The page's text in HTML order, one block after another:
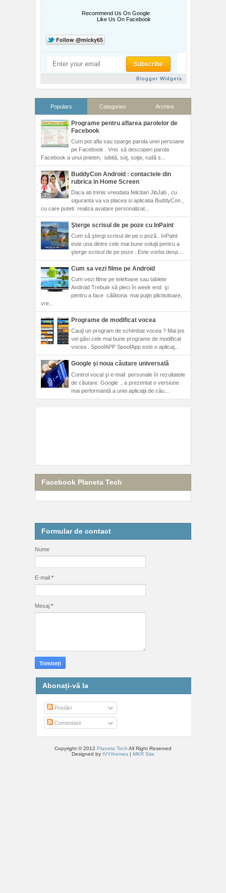
Recommend Us On Google
Like Us On Facebook
Blogger Widgets
Populars Categories Archive
Programe pentru aflarea parolelor de
Facebook
Cum pot afla sau sparge parola unei persoane
pe Facebook . Vrei să descoperi parola
Facebook a unui prieten, iubită, soţ, soţie, rudă s...
BuddyCon Android : contactele din
rubrica in Home Screen
Daca ati trimis vreodata felicitari JibJab , cu
siguranta va va placea si aplicatia BuddyCon ,
cu care puteti realiza avatare personalizat...
Şterge scrisul de pe poze cu InPaint
Cum să ştergi scrisul de pe o poză . InPaint
este una dintre cele mai bune soluţii pentru a
şterge scrisul de pe poze . Este vorba desp...
Cum sa vezi filme pe Android
Cum vezi filme pe telefoane sau tablete
Android Trebuie să pleci în week end şi
pentru a face călătoria mai puţin plictisitoare,
vre...
Programe de modificat vocea
Cauţi un program de schimbat vocea ? Mai jos
vei găsi cele mai bune programe de modificat
vocea . SpoofAPP SpoofApp este o aplicaţ...
Google şi noua căutare universală
Control vocal şi e-mail personale în rezultatele
de căutare. Google , a prezentat o versiune
mai performantă a unei aplicaţii de cău...
Facebook Planeta Tech
Formular de contact
Nume
E-mail *
Mesaj *
Abonați-vă la
Postări
Comentarii
Copyright © 2012 Planeta Tech All Right Reserved
Designed by IVYthemes | MKR Site